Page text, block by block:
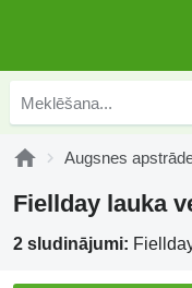
Augsnes
Fiellday lauka
2 sludinājumi: